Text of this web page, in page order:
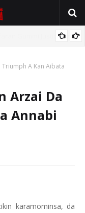
A Kan Aibata
Arzai Da
Annabi
karamominsa, da